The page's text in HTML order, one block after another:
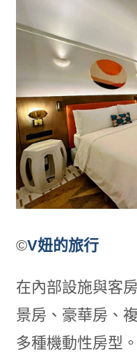
©V妞的旅行
在內部設施與客
景房、豪華房、
多種機動性房型